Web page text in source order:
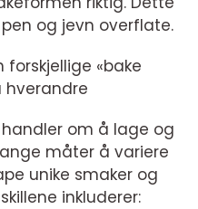
og jevn overflate.
forskjellige «bake
hverandre
om å lage og
måter å variere
unike smaker og
inkluderer: